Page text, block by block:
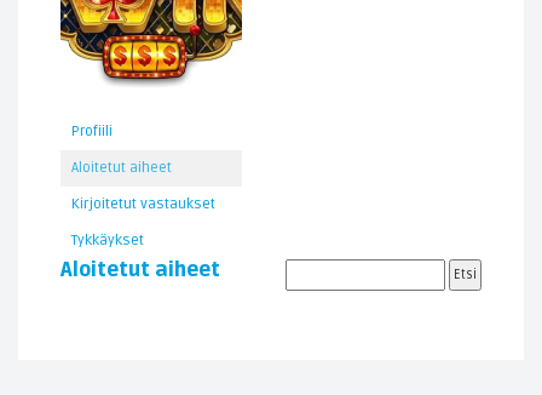
Profiili
Aloitetut aiheet
Kirjoitetut vastaukset
Tykkäykset
Aloitetut aiheet